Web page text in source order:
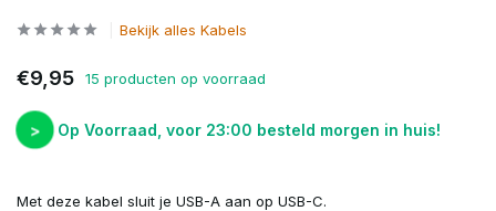
Bekijk alles Kabels
€9,95 15 producten op voorraad
> Op Voorraad, voor 23:00 besteld morgen in huis!
Met deze kabel sluit je USB-A aan op USB-C.